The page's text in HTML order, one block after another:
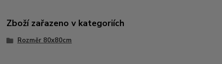
Zboží zařazeno v kategoriích
Rozměr 80x80cm